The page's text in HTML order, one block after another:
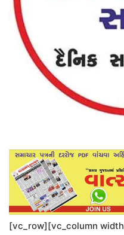
[vc_row][vc_column